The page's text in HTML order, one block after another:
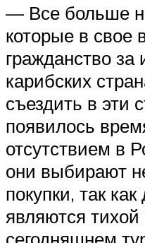
— Все больше
которые в
гражданство за
карибских
съездить в эти
появилось
отсутствием в
они выбирают
покупки, так
являются тихой